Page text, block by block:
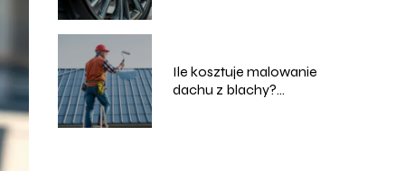
Ile kosztuje malowanie
dachu z blachy?